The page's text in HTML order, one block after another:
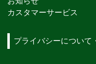
カスタマーサービス
プライバシーについて